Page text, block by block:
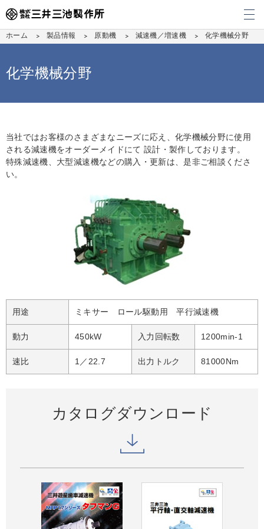
ホーム 製品情報 原動機 減速機／増速機 化学機械分野
化学機械分野
当社ではお客様のさまざまなニーズに応え、化学機械分野に使用
される減速機をオーダーメイドにて 設計・製作しております。
特殊減速機、大型減速機などの購入・更新は、是非ご相談くださ
い。
用途 ミキサー ロール駆動用 平行減速機
動力 450kW 入力回転数 1200min-1
速比 1／22.7 出力トルク 81000Nm
カタログダウンロード